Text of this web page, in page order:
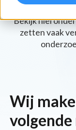
Bekijk
zetten vaak
Wij